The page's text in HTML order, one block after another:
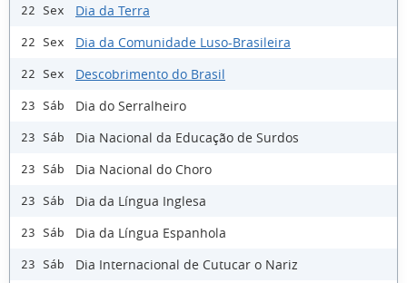
22 Sex Dia da Terra
22 Sex Dia da Comunidade Luso-Brasileira
22 Sex Descobrimento do Brasil
23 Sáb Dia do Serralheiro
23 Sáb Dia Nacional da Educação de Surdos
23 Sáb Dia Nacional do Choro
23 Sáb Dia da Língua Inglesa
23 Sáb Dia da Língua Espanhola
23 Sáb Dia Internacional de Cutucar o Nariz